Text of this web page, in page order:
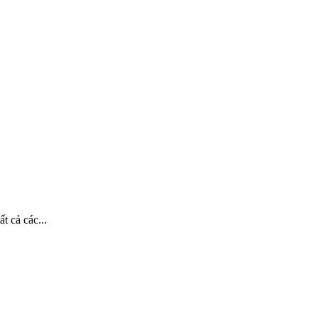
cả các...